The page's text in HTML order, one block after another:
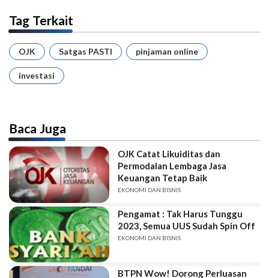
Tag Terkait
OJK Satgas PASTI pinjaman online
investasi
Baca Juga
OJK Catat Likuiditas dan
Permodalan Lembaga Jasa
Keuangan Tetap Baik
EKONOMI DAN BISNIS
Pengamat : Tak Harus Tunggu
2023, Semua UUS Sudah Spin Off
EKONOMI DAN BISNIS
BTPN Wow! Dorong Perluasan